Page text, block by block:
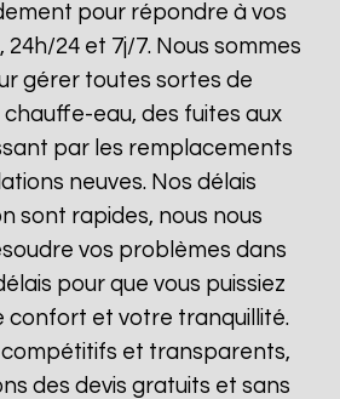
pour répondre à vos
24h/24 et 7j/7. Nous sommes
gérer toutes sortes de
eau, des fuites aux
par les remplacements
neuves. Nos délais
sont rapides, nous nous
vos problèmes dans
pour que vous puissiez
confort et votre tranquillité.
et transparents,
des devis gratuits et sans